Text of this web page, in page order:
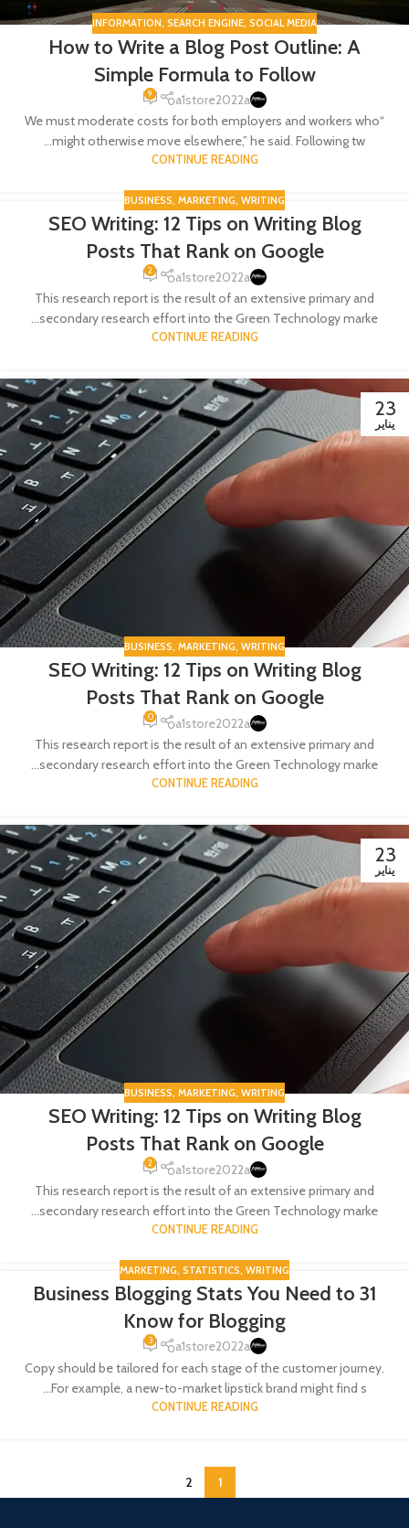
INFORMATION, SEARCH ENGINE, SOCIAL MEDIA
How to Write a Blog Post Outline: A
Simple Formula to Follow
a1store2022a
9
“We must moderate costs for both employers and workers who
might otherwise move elsewhere,” he said. Following tw...
CONTINUE READING
BUSINESS, MARKETING, WRITING
SEO Writing: 12 Tips on Writing Blog
Posts That Rank on Google
a1store2022a
2
This research report is the result of an extensive primary and
secondary research effort into the Green Technology marke...
CONTINUE READING
23
يناير
BUSINESS, MARKETING, WRITING
SEO Writing: 12 Tips on Writing Blog
Posts That Rank on Google
a1store2022a
0
This research report is the result of an extensive primary and
secondary research effort into the Green Technology marke...
CONTINUE READING
23
يناير
BUSINESS, MARKETING, WRITING
SEO Writing: 12 Tips on Writing Blog
Posts That Rank on Google
a1store2022a
2
This research report is the result of an extensive primary and
secondary research effort into the Green Technology marke...
CONTINUE READING
MARKETING, STATISTICS, WRITING
31 Business Blogging Stats You Need to
Know for Blogging
a1store2022a
3
Copy should be tailored for each stage of the customer journey.
For example, a new-to-market lipstick brand might find s...
CONTINUE READING
1
2